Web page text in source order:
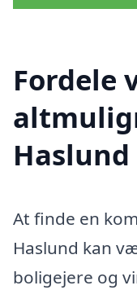
Fordele
Haslund
At finde en
Haslund kan
boligejere og